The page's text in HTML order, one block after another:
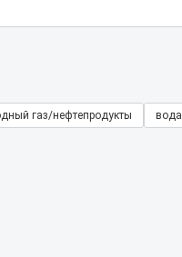
газ/нефтепродукты
вода